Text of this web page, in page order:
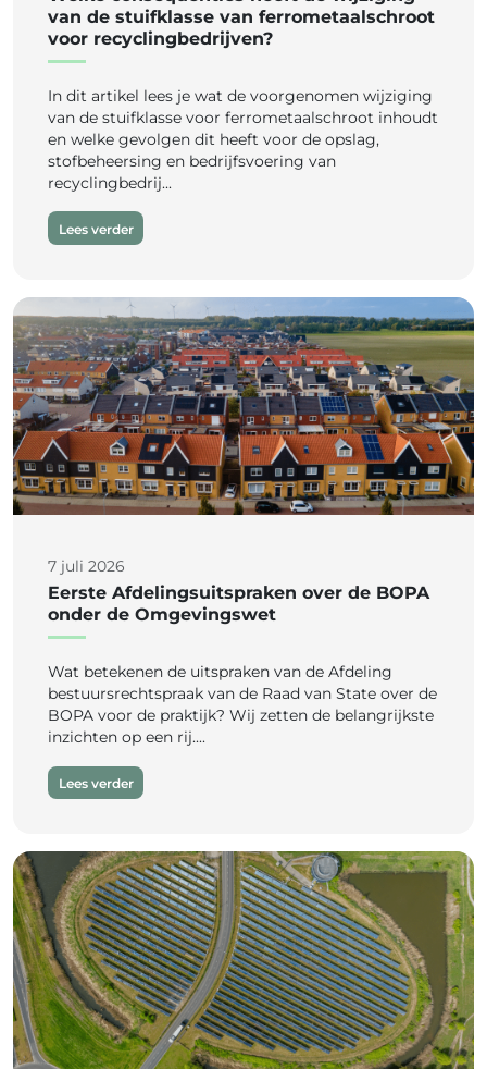
van de stuifklasse van ferrometaalschroot
voor recyclingbedrijven?
In dit artikel lees je wat de voorgenomen wijziging
van de stuifklasse voor ferrometaalschroot inhoudt
en welke gevolgen dit heeft voor de opslag,
stofbeheersing en bedrijfsvoering van
recyclingbedrij...
Lees verder
7 juli 2026
Eerste Afdelingsuitspraken over de BOPA
onder de Omgevingswet
Wat betekenen de uitspraken van de Afdeling
bestuursrechtspraak van de Raad van State over de
BOPA voor de praktijk? Wij zetten de belangrijkste
inzichten op een rij....
Lees verder